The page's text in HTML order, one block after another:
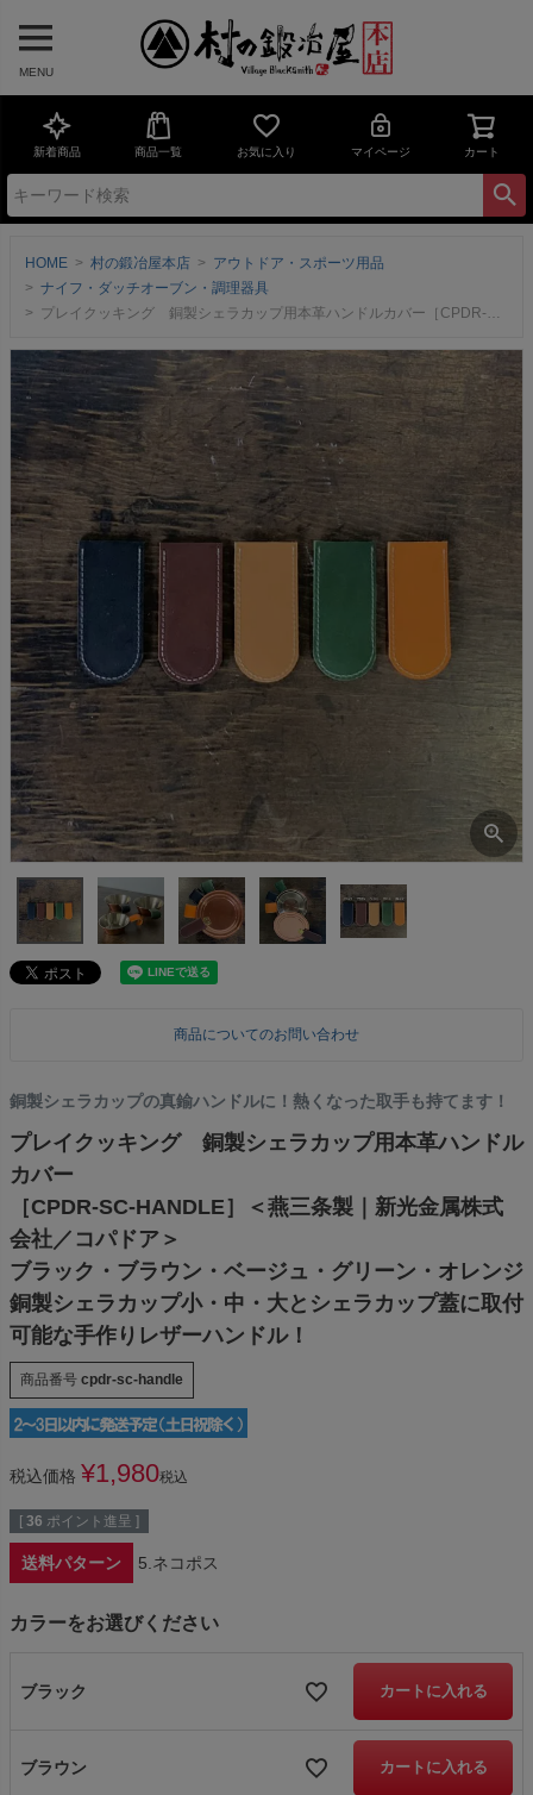
MENU
新着商品 商品一覧 お気に入り マイページ カート
HOME 村の鍛冶屋本店
アウトドア・スポーツ用品
ナイフ・ダッチオーブン・調理器具
プレイクッキング 銅製シェラカップ用本革ハンドルカバー［CPDR-SC-HANDLE］＜燕三条製｜新光金属株式会社／コパドア＞ブラック・ブラウン・ベージュ・グリーン・オレンジ銅製シェラカップ小・中・大とシェラカップ蓋に取付可能な手作りレザーハンドル！
商品についてのお問い合わせ
銅製シェラカップの真鍮ハンドルに！熱くなった取手も持てます！
プレイクッキング 銅製シェラカップ用本革ハンドル
カバー
［CPDR-SC-HANDLE］＜燕三条製｜新光金属株式
会社／コパドア＞
ブラック・ブラウン・ベージュ・グリーン・オレンジ
銅製シェラカップ小・中・大とシェラカップ蓋に取付
可能な手作りレザーハンドル！
商品番号 cpdr-sc-handle
税込価格 ¥1,980税込
[ 36 ポイント進呈 ]
送料パターン 5.ネコポス
カラーをお選びください
ブラック カートに入れる
ブラウン カートに入れる